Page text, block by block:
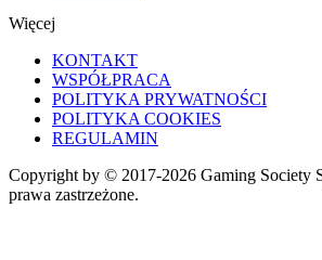
Więcej
KONTAKT
WSPÓŁPRACA
POLITYKA PRYWATNOŚCI
POLITYKA COOKIES
REGULAMIN
Copyright by © 2017-2026 Gaming Society
prawa zastrzeżone.